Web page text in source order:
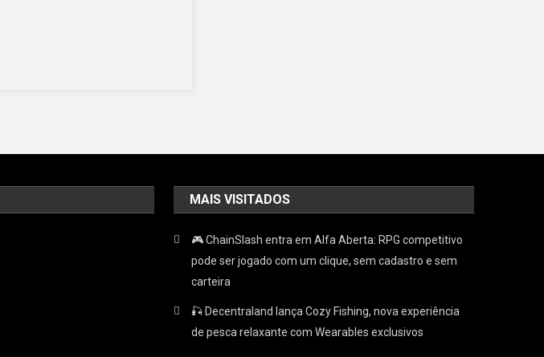
MAIS VISITADOS
🎮 ChainSlash entra em Alfa Aberta: RPG competitivo
pode ser jogado com um clique, sem cadastro e sem
carteira
🎣 Decentraland lança Cozy Fishing, nova experiência
de pesca relaxante com Wearables exclusivos